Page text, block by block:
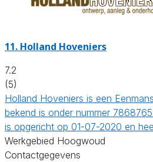
11. Holland Hoveniers
7.2
(5)
Holland Hoveniers is een
bekend is onder nummer
is opgericht op 01-07-2020 en
Werkgebied Hoogwoud
Contactgegevens